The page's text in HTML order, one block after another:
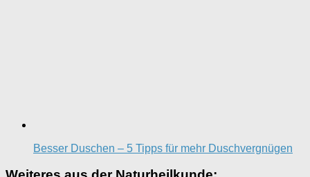
Besser Duschen – 5 Tipps für mehr Duschvergnügen